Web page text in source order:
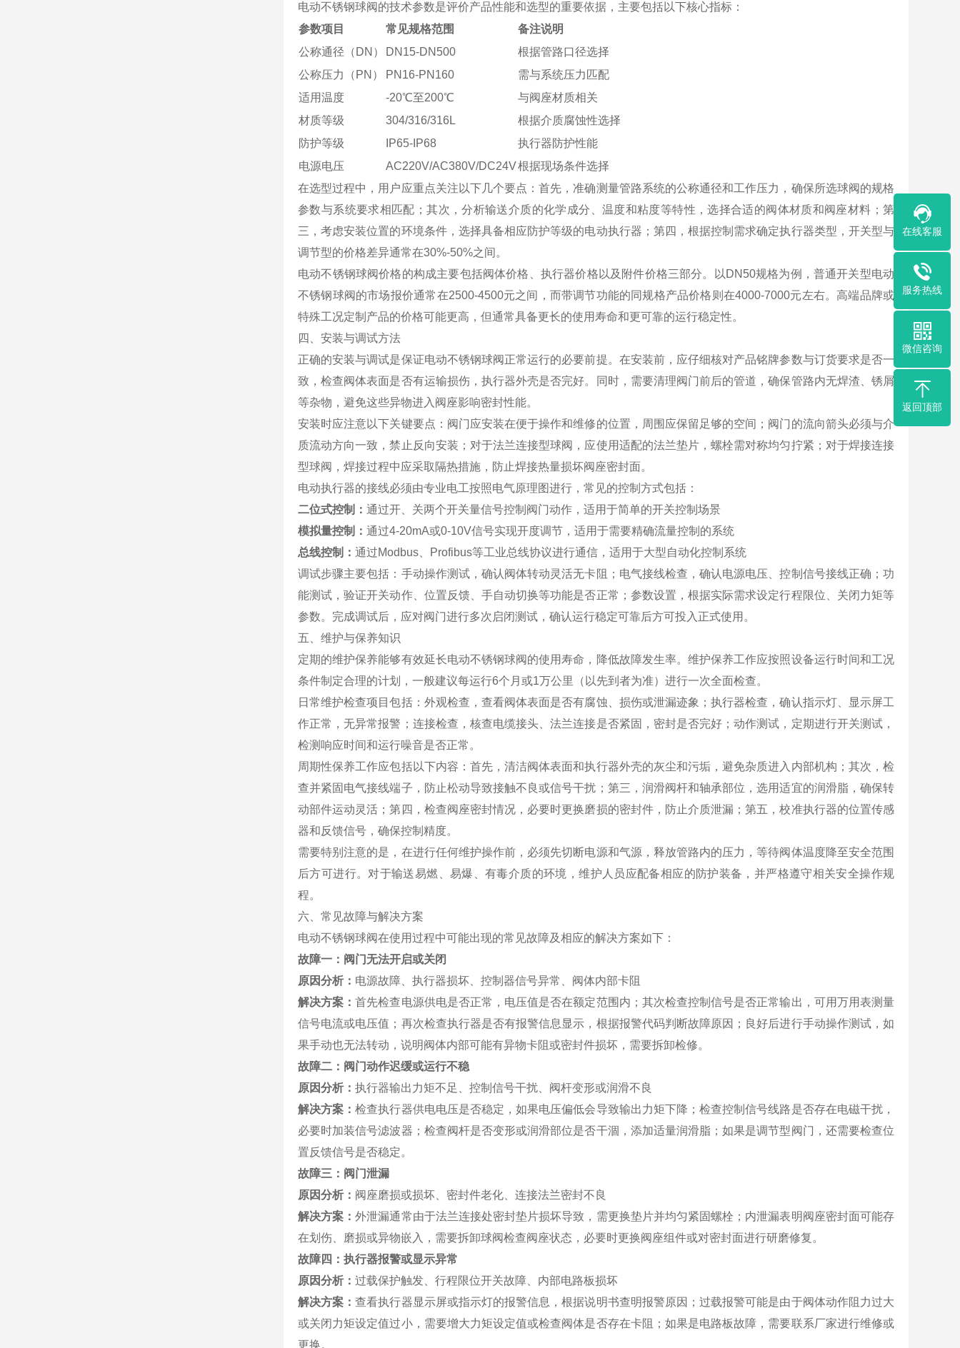
电动不锈钢球阀的技术参数是评价产品性能和选型的重要依据，主要包括以下核心指标：
参数项目
常见规格范围
备注说明
公称通径（DN）
DN15-DN500
根据管路口径选择
公称压力（PN）
PN16-PN160
需与系统压力匹配
适用温度
-20℃至200℃
与阀座材质相关
材质等级
304/316/316L
根据介质腐蚀性选择
防护等级
IP65-IP68
执行器防护性能
电源电压
AC220V/AC380V/DC24V根据现场条件选择
在选型过程中，用户应重点关注以下几个要点：首先，准确测量管路系统的公称通径和工作压力，确保所选球阀的规格
参数与系统要求相匹配；其次，分析输送介质的化学成分、温度和粘度等特性，选择合适的阀体材质和阀座材料；第
三，考虑安装位置的环境条件，选择具备相应防护等级的电动执行器；第四，根据控制需求确定执行器类型，开关型与
调节型的价格差异通常在30%-50%之间。
电动不锈钢球阀价格的构成主要包括阀体价格、执行器价格以及附件价格三部分。以DN50规格为例，普通开关型电动
不锈钢球阀的市场报价通常在2500-4500元之间，而带调节功能的同规格产品价格则在4000-7000元左右。高端品牌或
特殊工况定制产品的价格可能更高，但通常具备更长的使用寿命和更可靠的运行稳定性。
四、安装与调试方法
正确的安装与调试是保证电动不锈钢球阀正常运行的必要前提。在安装前，应仔细核对产品铭牌参数与订货要求是否一
致，检查阀体表面是否有运输损伤，执行器外壳是否完好。同时，需要清理阀门前后的管道，确保管路内无焊渣、锈屑
等杂物，避免这些异物进入阀座影响密封性能。
安装时应注意以下关键要点：阀门应安装在便于操作和维修的位置，周围应保留足够的空间；阀门的流向箭头必须与介
质流动方向一致，禁止反向安装；对于法兰连接型球阀，应使用适配的法兰垫片，螺栓需对称均匀拧紧；对于焊接连接
型球阀，焊接过程中应采取隔热措施，防止焊接热量损坏阀座密封面。
电动执行器的接线必须由专业电工按照电气原理图进行，常见的控制方式包括：
二位式控制： 通过开、关两个开关量信号控制阀门动作，适用于简单的开关控制场景
模拟量控制： 通过4-20mA或0-10V信号实现开度调节，适用于需要精确流量控制的系统
总线控制： 通过Modbus、Profibus等工业总线协议进行通信，适用于大型自动化控制系统
调试步骤主要包括：手动操作测试，确认阀体转动灵活无卡阻；电气接线检查，确认电源电压、控制信号接线正确；功
能测试，验证开关动作、位置反馈、手自动切换等功能是否正常；参数设置，根据实际需求设定行程限位、关闭力矩等
参数。完成调试后，应对阀门进行多次启闭测试，确认运行稳定可靠后方可投入正式使用。
五、维护与保养知识
定期的维护保养能够有效延长电动不锈钢球阀的使用寿命，降低故障发生率。维护保养工作应按照设备运行时间和工况
条件制定合理的计划，一般建议每运行6个月或1万公里（以先到者为准）进行一次全面检查。
日常维护检查项目包括：外观检查，查看阀体表面是否有腐蚀、损伤或泄漏迹象；执行器检查，确认指示灯、显示屏工
作正常，无异常报警；连接检查，核查电缆接头、法兰连接是否紧固，密封是否完好；动作测试，定期进行开关测试，
检测响应时间和运行噪音是否正常。
周期性保养工作应包括以下内容：首先，清洁阀体表面和执行器外壳的灰尘和污垢，避免杂质进入内部机构；其次，检
查并紧固电气接线端子，防止松动导致接触不良或信号干扰；第三，润滑阀杆和轴承部位，选用适宜的润滑脂，确保转
动部件运动灵活；第四，检查阀座密封情况，必要时更换磨损的密封件，防止介质泄漏；第五，校准执行器的位置传感
器和反馈信号，确保控制精度。
需要特别注意的是，在进行任何维护操作前，必须先切断电源和气源，释放管路内的压力，等待阀体温度降至安全范围
后方可进行。对于输送易燃、易爆、有毒介质的环境，维护人员应配备相应的防护装备，并严格遵守相关安全操作规
程。
六、常见故障与解决方案
电动不锈钢球阀在使用过程中可能出现的常见故障及相应的解决方案如下：
故障一：阀门无法开启或关闭
原因分析： 电源故障、执行器损坏、控制器信号异常、阀体内部卡阻
解决方案：首先检查电源供电是否正常，电压值是否在额定范围内；其次检查控制信号是否正常输出，可用万用表测量
信号电流或电压值；再次检查执行器是否有报警信息显示，根据报警代码判断故障原因；良好后进行手动操作测试，如
果手动也无法转动，说明阀体内部可能有异物卡阻或密封件损坏，需要拆卸检修。
故障二：阀门动作迟缓或运行不稳
原因分析： 执行器输出力矩不足、控制信号干扰、阀杆变形或润滑不良
解决方案：检查执行器供电电压是否稳定，如果电压偏低会导致输出力矩下降；检查控制信号线路是否存在电磁干扰，
必要时加装信号滤波器；检查阀杆是否变形或润滑部位是否干涸，添加适量润滑脂；如果是调节型阀门，还需要检查位
置反馈信号是否稳定。
故障三：阀门泄漏
原因分析： 阀座磨损或损坏、密封件老化、连接法兰密封不良
解决方案：外泄漏通常由于法兰连接处密封垫片损坏导致，需更换垫片并均匀紧固螺栓；内泄漏表明阀座密封面可能存
在划伤、磨损或异物嵌入，需要拆卸球阀检查阀座状态，必要时更换阀座组件或对密封面进行研磨修复。
故障四：执行器报警或显示异常
原因分析： 过载保护触发、行程限位开关故障、内部电路板损坏
解决方案：查看执行器显示屏或指示灯的报警信息，根据说明书查明报警原因；过载报警可能是由于阀体动作阻力过大
或关闭力矩设定值过小，需要增大力矩设定值或检查阀体是否存在卡阻；如果是电路板故障，需要联系厂家进行维修或
更换。
在线客服
服务热线
微信咨询
返回顶部